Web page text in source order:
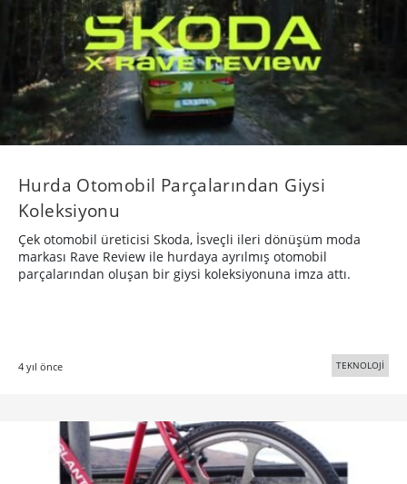
Hurda Otomobil Parçalarından Giysi
Koleksiyonu
Çek otomobil üreticisi Skoda, İsveçli ileri dönüşüm moda
markası Rave Review ile hurdaya ayrılmış otomobil
parçalarından oluşan bir giysi koleksiyonuna imza attı.
4 yıl önce TEKNOLOJİ